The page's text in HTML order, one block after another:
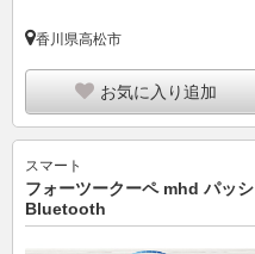
香川県高松市
お気に入り追加
スマート
フォーツークーペ mhd パッ
Bluetooth